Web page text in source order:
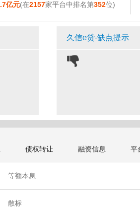
亿元(在2157家平台中排名第352位)
久信e贷-缺点提示
债权转让 融资信息 平
等额本息
散标